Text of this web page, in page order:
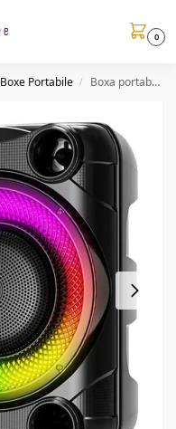
0
Boxe Portabile / Boxa portabila ZQS8148, 60W P.M.P.O, BT/FM/AUX/USB, microfon